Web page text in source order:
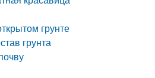
грунте
грунта